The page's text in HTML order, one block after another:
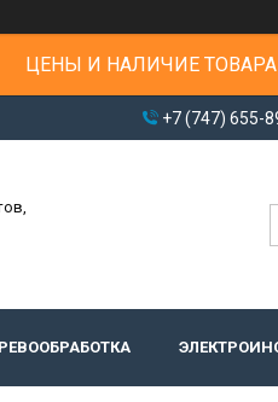
ЦЕНЫ И НАЛИЧИЕ
+7 (747) 655-